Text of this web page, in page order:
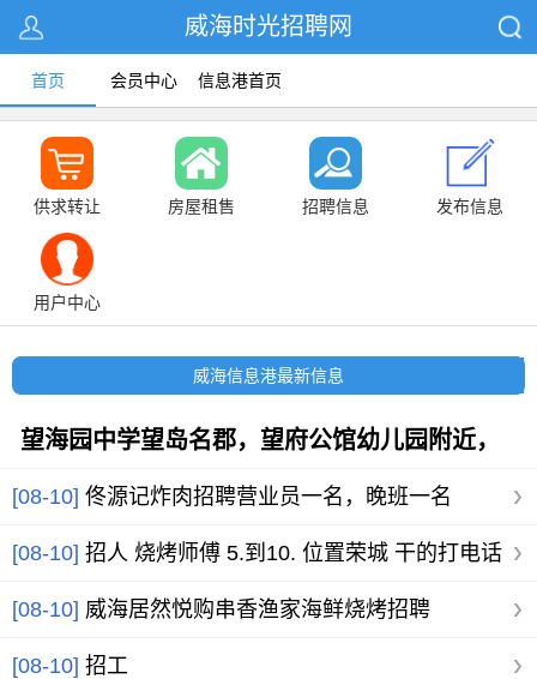
威海时光招聘网
首页 会员中心 信息港首页
供求转让 房屋租售 招聘信息 发布信息
用户中心
威海信息港最新信息
望海园中学望岛名郡，望府公馆幼儿园附近，
三室两厅多层住人低楼
[08-10] 佟源记炸肉招聘营业员一名，晚班一名
[08-10] 招人 烧烤师傅 5.到10. 位置荣城 干的打电话
[08-10] 威海居然悦购串香渔家海鲜烧烤招聘
[08-10] 招工